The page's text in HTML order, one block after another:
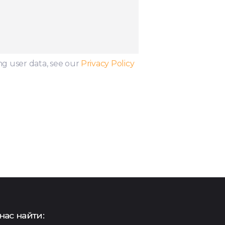
user data, see our Privacy Policy
найти: